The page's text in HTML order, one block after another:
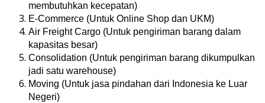
membutuhkan kecepatan)
E-Commerce (Untuk Online Shop dan UKM)
Air Freight Cargo (Untuk pengiriman barang dalam
kapasitas besar)
Consolidation (Untuk pengiriman barang dikumpulkan
jadi satu warehouse)
Moving (Untuk jasa pindahan dari Indonesia ke Luar
Negeri)